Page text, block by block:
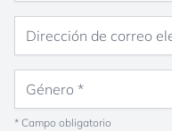
* Campo obligatorio